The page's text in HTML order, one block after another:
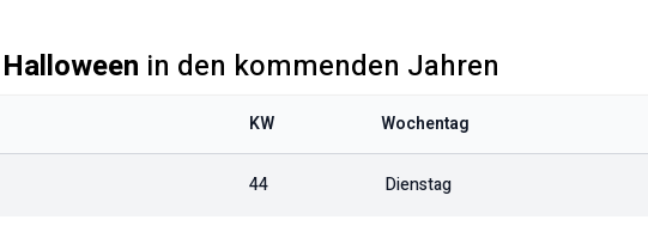
Halloween in den kommenden Jahren
KW Wochentag
44 Dienstag